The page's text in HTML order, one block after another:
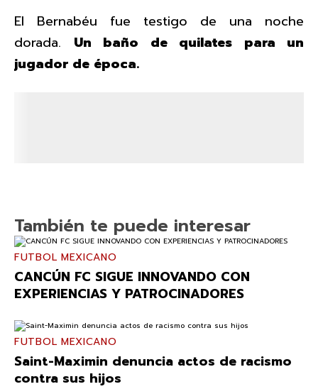
El Bernabéu fue testigo de una noche
dorada. Un baño de quilates para un
jugador de época.
También te puede interesar
FUTBOL MEXICANO
CANCÚN FC SIGUE INNOVANDO CON
EXPERIENCIAS Y PATROCINADORES
FUTBOL MEXICANO
Saint-Maximin denuncia actos de racismo
contra sus hijos